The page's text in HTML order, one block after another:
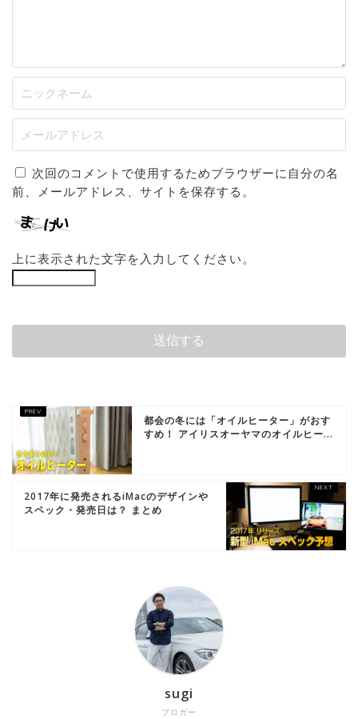
次回のコメントで使用するためブラウザーに自分の名
前、メールアドレス、サイトを保存する。
上に表示された文字を入力してください。
都会の冬には「オイルヒーター」がおす
すめ！ アイリスオーヤマのオイルヒー...
2017年に発売されるiMacのデザインや
スペック・発売日は？ まとめ
ブロガー
sugi